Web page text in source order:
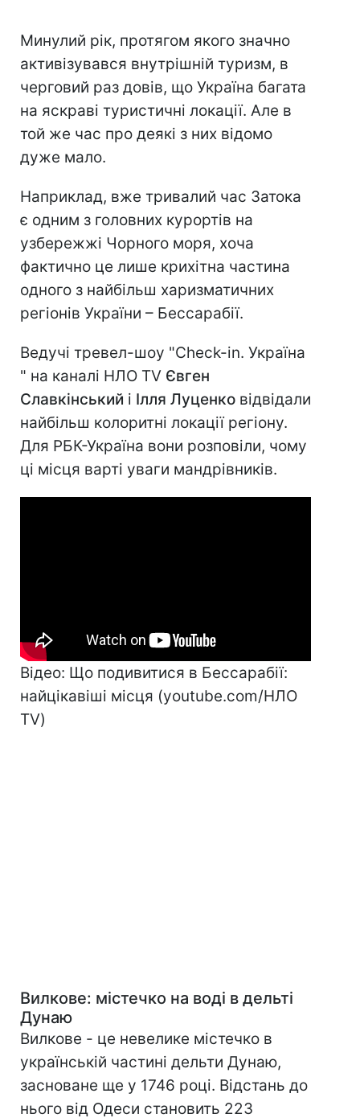
Минулий рік, протягом якого значно
активізувався внутрішній туризм, в
черговий раз довів, що Україна багата
на яскраві туристичні локації. Але в
той же час про деякі з них відомо
дуже мало.
Наприклад, вже тривалий час Затока
є одним з головних курортів на
узбережжі Чорного моря, хоча
фактично це лише крихітна частина
одного з найбільш харизматичних
регіонів України – Бессарабії.
Ведучі тревел-шоу "Check-in. Україна
" на каналі НЛО TV Євген
Славкінський і Ілля Луценко відвідали
найбільш колоритні локації регіону.
Для РБК-Україна вони розповіли, чому
ці місця варті уваги мандрівників.
Відео: Що подивитися в Бессарабії:
найцікавіші місця (youtube.com/НЛО
TV)
Вилкове: містечко на воді в дельті
Дунаю
Вилкове - це невелике містечко в
українській частині дельти Дунаю,
засноване ще у 1746 році. Відстань до
нього від Одеси становить 223